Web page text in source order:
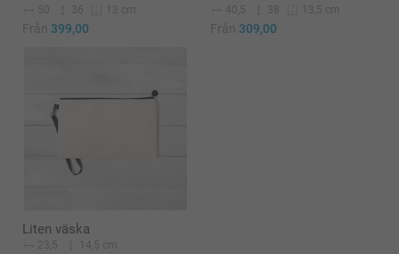
50 36 13 cm
Från 399,00
40,5 38 13,5 cm
Från 309,00
Liten väska
23,5 14,5 cm